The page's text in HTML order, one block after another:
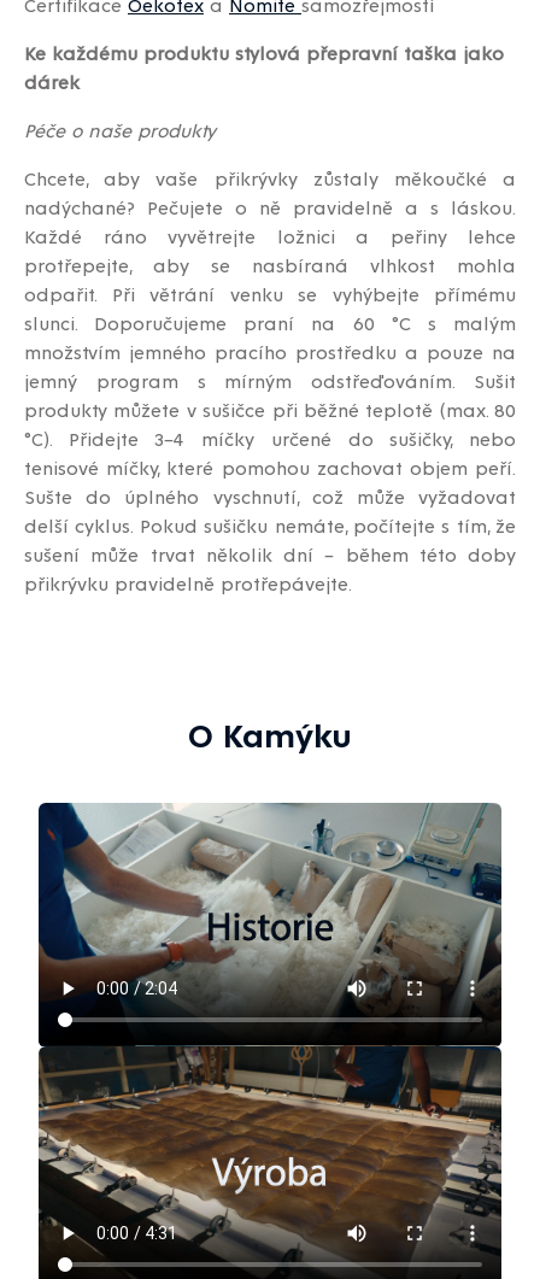
Ke každému produktu stylová přepravní taška jako
dárek
Péče o naše produkty
Chcete, aby vaše přikrývky zůstaly měkoučké a
nadýchané? Pečujete o ně pravidelně a s láskou.
Každé ráno vyvětrejte ložnici a peřiny lehce
protřepejte, aby se nasbíraná vlhkost mohla
odpařit. Při větrání venku se vyhýbejte přímému
slunci. Doporučujeme praní na 60 °C s malým
množstvím jemného pracího prostředku a pouze na
jemný program s mírným odstřeďováním. Sušit
produkty můžete v sušičce při běžné teplotě (max. 80
°C). Přidejte 3–4 míčky určené do sušičky, nebo
tenisové míčky, které pomohou zachovat objem peří.
Sušte do úplného vyschnutí, což může vyžadovat
delší cyklus. Pokud sušičku nemáte, počítejte s tím, že
sušení může trvat několik dní – během této doby
přikrývku pravidelně protřepávejte.
O Kamýku